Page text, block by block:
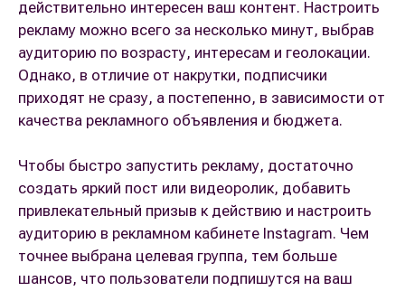
действительно интересен ваш контент. Настроить
рекламу можно всего за несколько минут, выбрав
аудиторию по возрасту, интересам и геолокации.
Однако, в отличие от накрутки, подписчики
приходят не сразу, а постепенно, в зависимости от
качества рекламного объявления и бюджета.
Чтобы быстро запустить рекламу, достаточно
создать яркий пост или видеоролик, добавить
привлекательный призыв к действию и настроить
аудиторию в рекламном кабинете Instagram. Чем
точнее выбрана целевая группа, тем больше
шансов, что пользователи подпишутся на ваш